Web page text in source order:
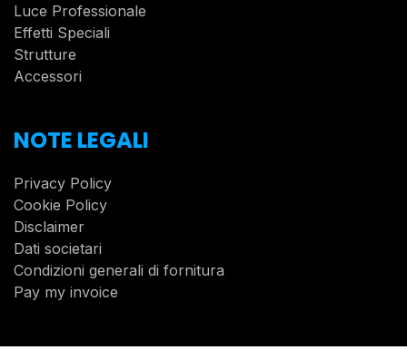
Luce Professionale
Effetti Speciali
Strutture
Accessori
NOTE LEGALI
Privacy Policy
Cookie Policy
Disclaimer
Dati societari
Condizioni generali di fornitura
Pay my invoice